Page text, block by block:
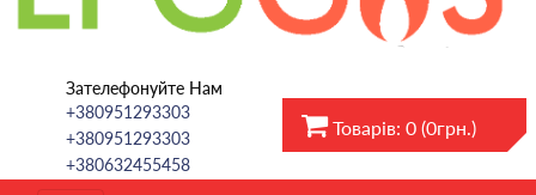
Зателефонуйте Нам
+380951293303
+380951293303
+380632455458
Товарів: 0 (0грн.)